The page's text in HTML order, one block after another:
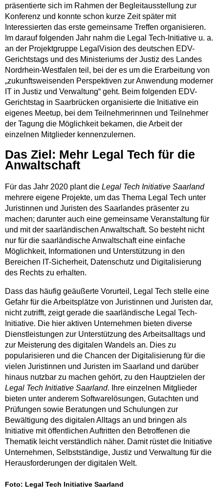
präsentierte sich im Rahmen der Begleitausstellung zur
Konferenz und konnte schon kurze Zeit später mit
Interessierten das erste gemeinsame Treffen organisieren.
Im darauf folgenden Jahr nahm die Legal Tech-Initiative u. a.
an der Projektgruppe LegalVision des deutschen EDV-
Gerichtstags und des Ministeriums der Justiz des Landes
Nordrhein-Westfalen teil, bei der es um die Erarbeitung von
„zukunftsweisenden Perspektiven zur Anwendung moderner
IT in Justiz und Verwaltung“ geht. Beim folgenden EDV-
Gerichtstag in Saarbrücken organisierte die Initiative ein
eigenes Meetup, bei dem Teilnehmerinnen und Teilnehmer
der Tagung die Möglichkeit bekamen, die Arbeit der
einzelnen Mitglieder kennenzulernen.
Das Ziel: Mehr Legal Tech für die
Anwaltschaft
Für das Jahr 2020 plant die Legal Tech Initiative Saarland
mehrere eigene Projekte, um das Thema Legal Tech unter
Juristinnen und Juristen des Saarlandes präsenter zu
machen; darunter auch eine gemeinsame Veranstaltung für
und mit der saarländischen Anwaltschaft. So besteht nicht
nur für die saarländische Anwaltschaft eine einfache
Möglichkeit, Informationen und Unterstützung in den
Bereichen IT-Sicherheit, Datenschutz und Digitalisierung
des Rechts zu erhalten.
Dass das häufig geäußerte Vorurteil, Legal Tech stelle eine
Gefahr für die Arbeitsplätze von Juristinnen und Juristen dar,
nicht zutrifft, zeigt gerade die saarländische Legal Tech-
Initiative. Die hier aktiven Unternehmen bieten diverse
Dienstleistungen zur Unterstützung des Arbeitsalltags und
zur Meisterung des digitalen Wandels an. Dies zu
popularisieren und die Chancen der Digitalisierung für die
vielen Juristinnen und Juristen im Saarland und darüber
hinaus nutzbar zu machen gehört, zu den Hauptzielen der
Legal Tech Initiative Saarland. Ihre einzelnen Mitglieder
bieten unter anderem Softwarelösungen, Gutachten und
Prüfungen sowie Beratungen und Schulungen zur
Bewältigung des digitalen Alltags an und bringen als
Initiative mit öffentlichen Auftritten den Betroffenen die
Thematik leicht verständlich näher. Damit rüstet die Initiative
Unternehmen, Selbstständige, Justiz und Verwaltung für die
Herausforderungen der digitalen Welt.
Foto: Legal Tech Initiative Saarland